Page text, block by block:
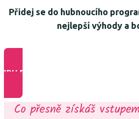
Přidej se do hubnoucího
nejlepší výhody a
JDU DO TOHO!
Co přesně získáš